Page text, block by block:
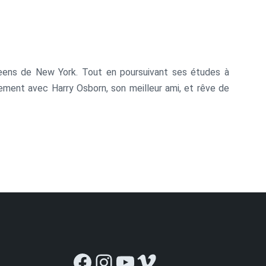
de New York. Tout en poursuivant ses études à
avec Harry Osborn, son meilleur ami, et rêve de